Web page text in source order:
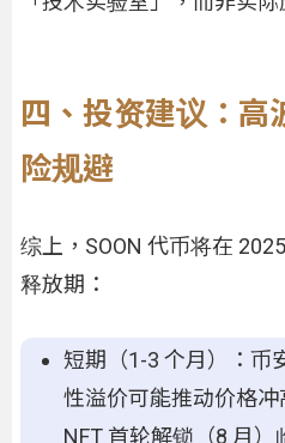
四、投资建议：高
险规避
综上，SOON 代币将在
释放期：
短期（1-3 个月）：币
性溢价可能推动价格冲
NFT 首轮解锁（8 月